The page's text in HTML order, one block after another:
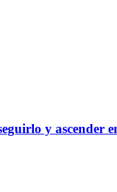
y ascender